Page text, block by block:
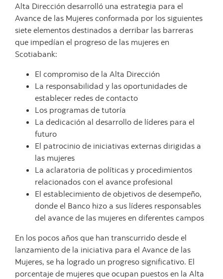
Alta Dirección desarrolló una estrategia para el
Avance de las Mujeres conformada por los siguientes
siete elementos destinados a derribar las barreras
que impedían el progreso de las mujeres en
Scotiabank:
El compromiso de la Alta Dirección
La responsabilidad y las oportunidades de
establecer redes de contacto
Los programas de tutoría
La dedicación al desarrollo de líderes para el
futuro
El patrocinio de iniciativas externas dirigidas a
las mujeres
La aclaratoria de políticas y procedimientos
relacionados con el avance profesional
El establecimiento de objetivos de desempeño,
donde el Banco hizo a sus líderes responsables
del avance de las mujeres en diferentes campos
En los pocos años que han transcurrido desde el
lanzamiento de la iniciativa para el Avance de las
Mujeres, se ha logrado un progreso significativo. El
porcentaje de mujeres que ocupan puestos en la Alta